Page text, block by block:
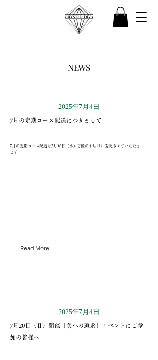
NEWS
2025年7月4日
7月の定期コース配送につきまして
7月の定期コース配送は7月16日（水）前後のお届けに変更させていただき
ます
Read More
2025年7月4日
7月20日（日）開催「美への追求」イベントにご参
加の皆様へ